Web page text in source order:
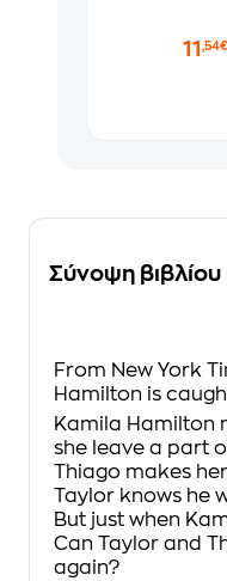
11 ,54€
Σύνοψη βιβλίου
From New York
Hamilton is
Kamila Hamilton
she leave a part
Thiago makes
Taylor knows he
But just when
Can Taylor and
again?